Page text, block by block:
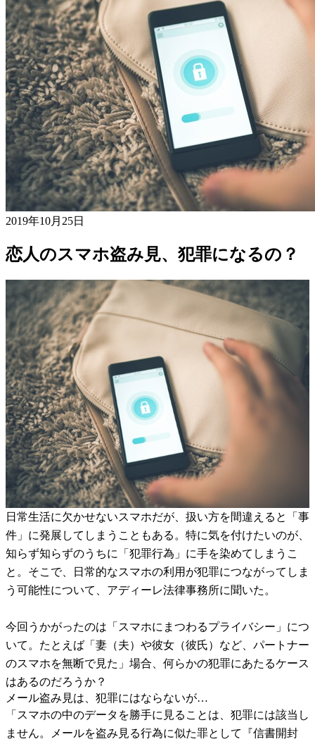
2019年10月25日
恋人のスマホ盗み見、犯罪になるの？
日常生活に欠かせないスマホだが、扱い方を間違えると「事
件」に発展してしまうこともある。特に気を付けたいのが、
知らず知らずのうちに「犯罪行為」に手を染めてしまうこ
と。そこで、日常的なスマホの利用が犯罪につながってしま
う可能性について、アディーレ法律事務所に聞いた。
今回うかがったのは「スマホにまつわるプライバシー」につ
いて。たとえば「妻（夫）や彼女（彼氏）など、パートナー
のスマホを無断で見た」場合、何らかの犯罪にあたるケース
はあるのだろうか？
メール盗み見は、犯罪にはならないが…
「スマホの中のデータを勝手に見ることは、犯罪には該当し
ません。メールを盗み見る行為に似た罪として『信書開封